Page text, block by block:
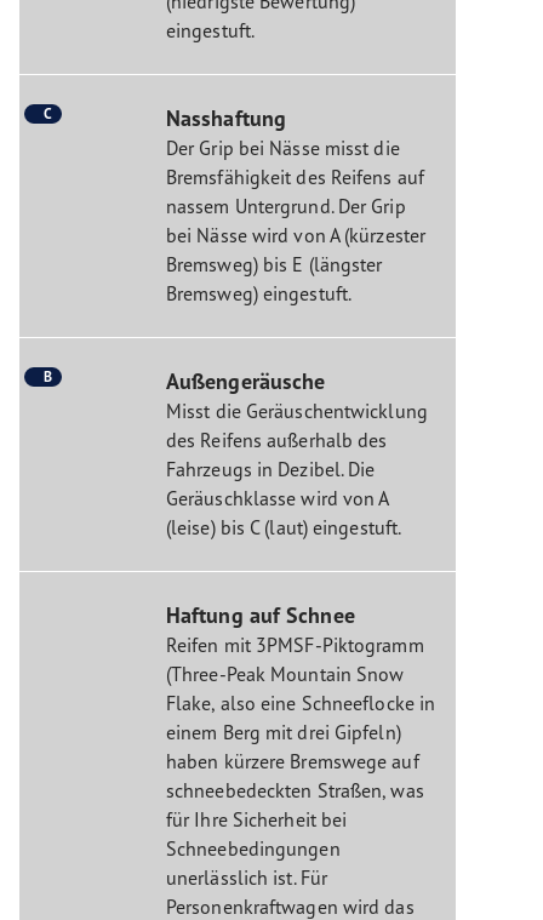
eingestuft.
C Nasshaftung
Der Grip bei Nässe misst die
Bremsfähigkeit des Reifens auf
nassem Untergrund. Der Grip
bei Nässe wird von A (kürzester
Bremsweg) bis E (längster
Bremsweg) eingestuft.
B Außengeräusche
Misst die Geräuschentwicklung
des Reifens außerhalb des
Fahrzeugs in Dezibel. Die
Geräuschklasse wird von A
(leise) bis C (laut) eingestuft.
Haftung auf Schnee
Reifen mit 3PMSF-Piktogramm
(Three-Peak Mountain Snow
Flake, also eine Schneeflocke in
einem Berg mit drei Gipfeln)
haben kürzere Bremswege auf
schneebedeckten Straßen, was
für Ihre Sicherheit bei
Schneebedingungen
unerlässlich ist. Für
Personenkraftwagen wird das